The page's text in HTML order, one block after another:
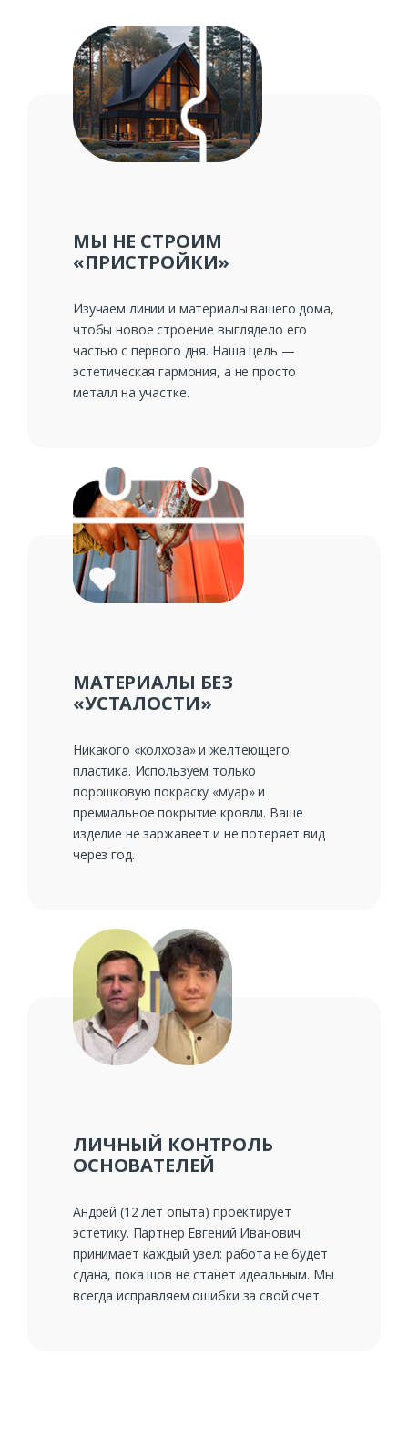
Ваш телефон*
Комментарий к заказу
МЫ НЕ СТРОИМ
«ПРИСТРОЙКИ»
Изучаем линии и материалы вашего дома,
чтобы новое строение выглядело его
частью с первого дня. Наша цель —
эстетическая гармония, а не просто
металл на участке.
МАТЕРИАЛЫ БЕЗ
«УСТАЛОСТИ»
Никакого «колхоза» и желтеющего
пластика. Используем только
порошковую покраску «муар» и
премиальное покрытие кровли. Ваше
изделие не заржавеет и не потеряет вид
через год.
ЛИЧНЫЙ КОНТРОЛЬ
ОСНОВАТЕЛЕЙ
Андрей (12 лет опыта) проектирует
эстетику. Партнер Евгений Иванович
принимает каждый узел: работа не будет
сдана, пока шов не станет идеальным. Мы
всегда исправляем ошибки за свой счет.